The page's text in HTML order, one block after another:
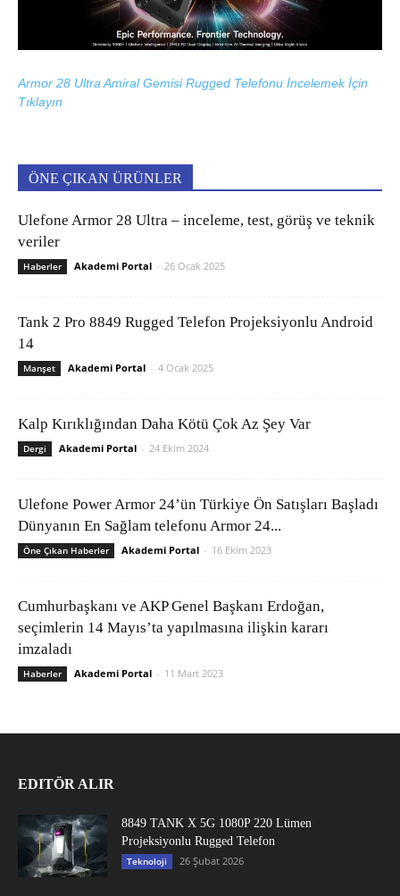
Armor 28 Ultra Amiral Gemisi Rugged Telefonu İncelemek İçin
Tıklayın
ÖNE ÇIKAN ÜRÜNLER
Ulefone Armor 28 Ultra – inceleme, test, görüş ve teknik
veriler
Haberler Akademi Portal - 26 Ocak 2025
Tank 2 Pro 8849 Rugged Telefon Projeksiyonlu Android
14
Manşet Akademi Portal - 4 Ocak 2025
Kalp Kırıklığından Daha Kötü Çok Az Şey Var
Dergi Akademi Portal - 24 Ekim 2024
Ulefone Power Armor 24’ün Türkiye Ön Satışları Başladı
Dünyanın En Sağlam telefonu Armor 24...
Öne Çıkan Haberler Akademi Portal - 16 Ekim 2023
Cumhurbaşkanı ve AKP Genel Başkanı Erdoğan,
seçimlerin 14 Mayıs’ta yapılmasına ilişkin kararı
imzaladı
Haberler Akademi Portal - 11 Mart 2023
EDITÖR ALIR
8849 TANK X 5G 1080P 220 Lümen
Projeksiyonlu Rugged Telefon
Teknoloji 26 Şubat 2026